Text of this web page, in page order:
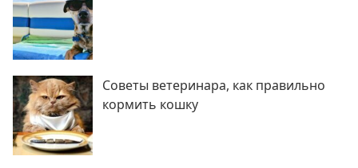
Советы ветеринара, как правильно
кормить кошку